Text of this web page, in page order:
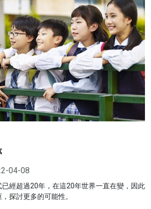
04-08
經超過20年，在這20年世界一直在變，因此
探討更多的可能性。